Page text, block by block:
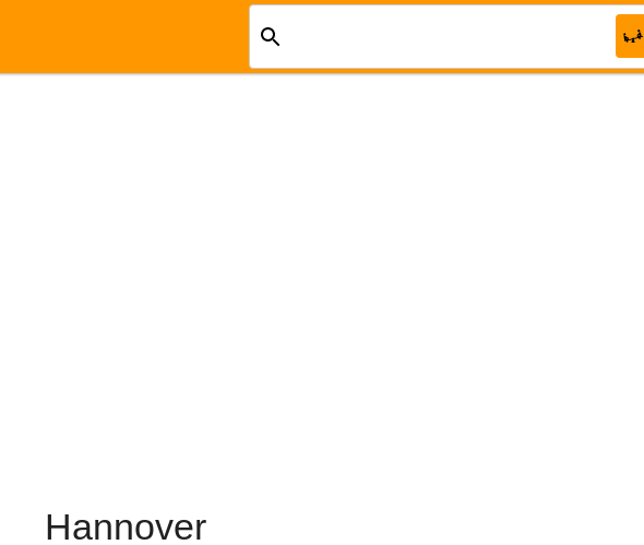
Hannover